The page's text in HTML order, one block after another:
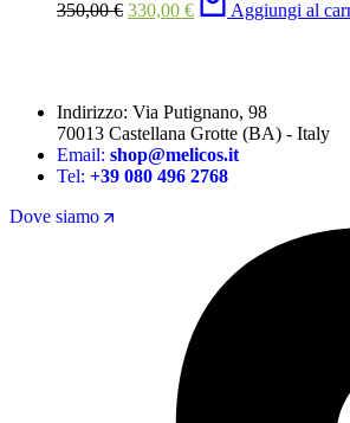
350,00€ 330,00 € Aggiungi al
Indirizzo: Via Putignano, 98
70013 Castellana Grotte (BA) - Italy
Email: shop@melicos.it
Tel: +39 080 496 2768
Dove siamo